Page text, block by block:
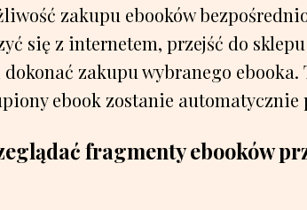
zakupu ebooków
się z internetem, przejść do
dokonać zakupu wybranego ebooka.
ebook zostanie
fragmenty ebooków